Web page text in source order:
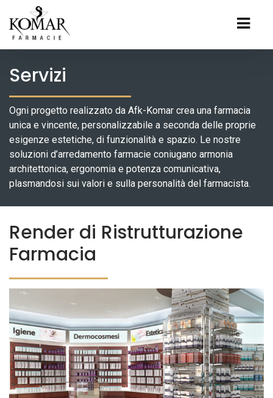
Servizi
Ogni progetto realizzato da Afk-Komar crea una farmacia
unica e vincente, personalizzabile a seconda delle proprie
esigenze estetiche, di funzionalità e spazio. Le nostre
soluzioni d’arredamento farmacie coniugano armonia
architettonica, ergonomia e potenza comunicativa,
plasmandosi sui valori e sulla personalità del farmacista.
Render di Ristrutturazione
Farmacia